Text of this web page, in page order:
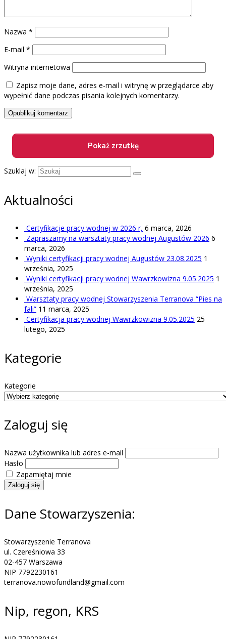
Nazwa *
E-mail *
Witryna internetowa
Zapisz moje dane, adres e-mail i witrynę w przeglądarce aby
wypełnić dane podczas pisania kolejnych komentarzy.
Szuklaj w:
Aktualności
Certyfikacje pracy wodnej w 2026 r, 6 marca, 2026
Zapraszamy na warsztaty pracy wodnej Augustów 2026 6
marca, 2026
Wyniki certyfikacji pracy wodnej Augustów 23.08.2025 1
września, 2025
Wyniki certyfikacji pracy wodnej Wawrzkowizna 9.05.2025 1
września, 2025
Warsztaty pracy wodnej Stowarzyszenia Terranova “Pies na
fali” 11 marca, 2025
Certyfikacja pracy wodnej Wawrzkowizna 9.05.2025 25
lutego, 2025
Kategorie
Kategorie
Zaloguj się
Nazwa użytkownika lub adres e-mail
Hasło
Zapamiętaj mnie
Zaloguj się
Dane Stowarzyszenia:
Stowarzyszenie Terranova
ul. Czereśniowa 33
02-457 Warszawa
NIP 7792230161
terranova.nowofundland@gmail.com
Nip, regon, KRS